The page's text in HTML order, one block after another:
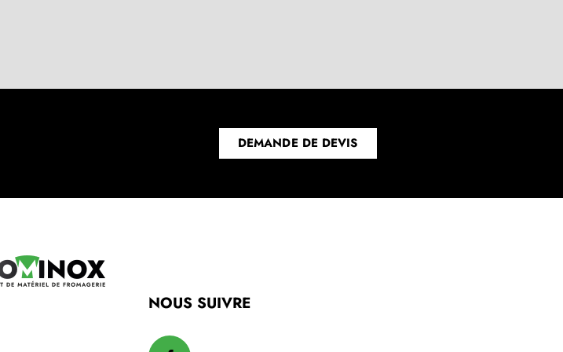
DEMANDE DE DEVIS
NOUS SUIVRE